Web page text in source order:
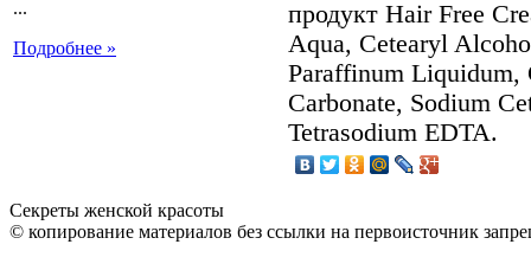
...
Подробнее »
продукт Hair Free
Aqua, Cetearyl
Paraffinum
Carbonate, Sodium
Tetrasodium EDTA.
Секреты женской красоты
© копирование материалов без ссылки на первоисточник